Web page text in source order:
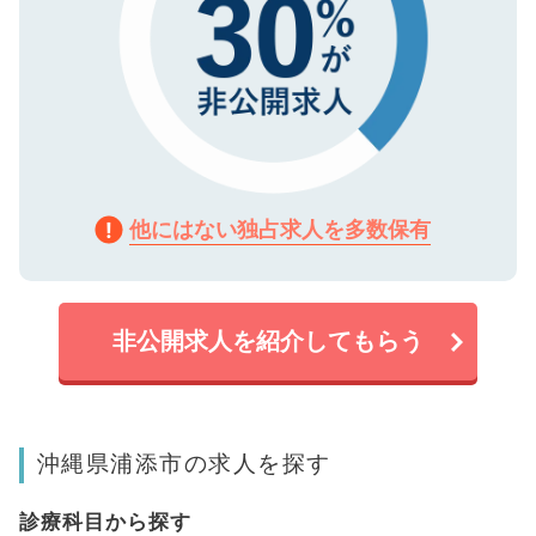
他にはない独占求人を多数保有
非公開求人を紹介してもらう
沖縄県浦添市の求人を探す
診療科目から探す